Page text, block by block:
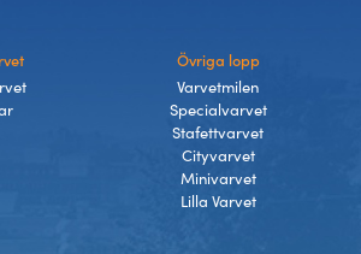
Övriga lopp
Varvetmilen
Specialvarvet
Stafettvarvet
Cityvarvet
Minivarvet
Lilla Varvet